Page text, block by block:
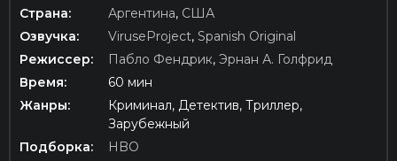
Страна:
Аргентина, США
Озвучка:
ViruseProject, Spanish Original
Режиссер:
Пабло Фендрик, Эрнан А. Голфрид
Время:
60 мин
Жанры:
Криминал, Детектив, Триллер,
Зарубежный
Подборка:
HBO